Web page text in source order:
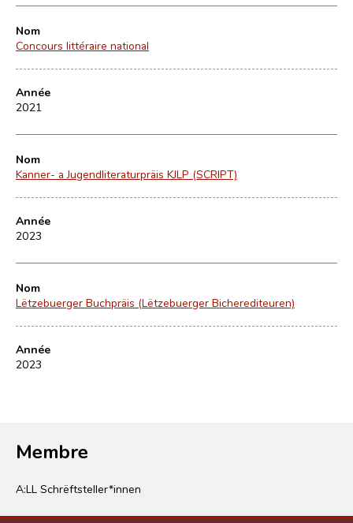
Nom
Concours littéraire national
Année
2021
Nom
Kanner- a Jugendliteraturpräis KJLP (SCRIPT)
Année
2023
Nom
Lëtzebuerger Buchpräis (Lëtzebuerger Bicherediteuren)
Année
2023
Membre
A:LL Schrëftsteller*innen